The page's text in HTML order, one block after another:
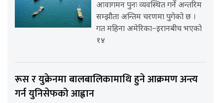
आवागमन पुनः व्यवस्थित गर्ने अन्तरिम
सम्झौता अन्तिम चरणमा पुगेको छ ।
गत महिना अमेरिका–इरानबीच भएको
१४
रूस र युक्रेनमा बालबालिकामाथि हुने आक्रमण अन्त्य
गर्न युनिसेफको आह्वान